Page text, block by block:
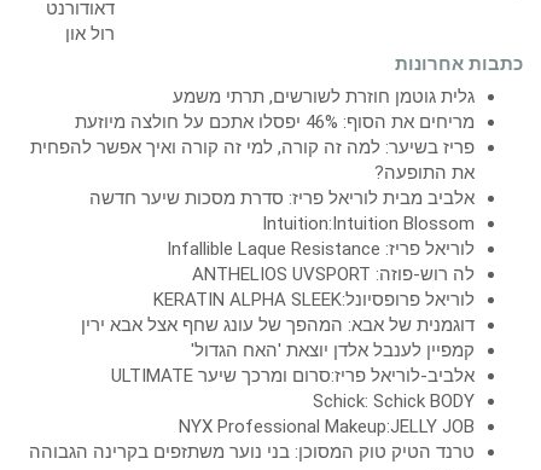
כתבות אחרונות
גלית גוטמן חוזרת לשורשים, תרתי משמע
מריחים את הסוף: 46% יפסלו אתכם על חולצה מיוזעת
פריז בשיער: למה זה קורה, למי זה קורה ואיך אפשר להפחית
את התופעה?
אלביב מבית לוריאל פריז: סדרת מסכות שיער חדשה
Intuition:Intuition Blossom
לוריאל פריז: Infallible Laque Resistance
לה רוש-פוזה: ANTHELIOS UVSPORT
לוריאל פרופסיונל:KERATIN ALPHA SLEEK
דוגמנית של אבא: המהפך של עונג שחף אצל אבא ירין
קמפיין לענבל אלדן יוצאת 'האח הגדול'
אלביב-לוריאל פריז:סרום ומרכך שיער ULTIMATE
Schick: Schick BODY
NYX Professional Makeup:JELLY JOB
טרנד הטיק טוק המסוכן: בני נוער משתזפים בקרינה הגבוהה